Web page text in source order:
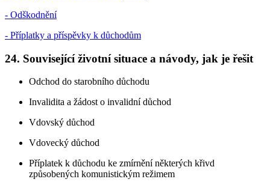
- Odškodnění
- Příplatky a příspěvky k důchodům
24. Související životní situace a návody, jak je řešit
Odchod do starobního důchodu
Invalidita a žádost o invalidní důchod
Vdovský důchod
Vdovecký důchod
Příplatek k důchodu ke zmírnění některých křivd
způsobených komunistickým režimem